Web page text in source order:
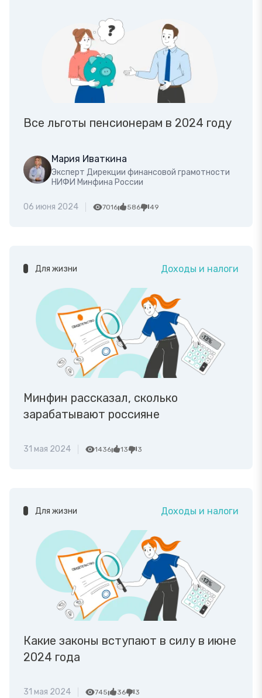
Все льготы пенсионерам в 2024 году
Мария Иваткина
Эксперт Дирекции финансовой грамотности
НИФИ Минфина России
06 июня 2024 7016 586 49
Для жизни Доходы и налоги
Минфин рассказал, сколько
зарабатывают россияне
31 мая 2024 1436 13 3
Для жизни Доходы и налоги
Какие законы вступают в силу в июне
2024 года
31 мая 2024 745 36 3